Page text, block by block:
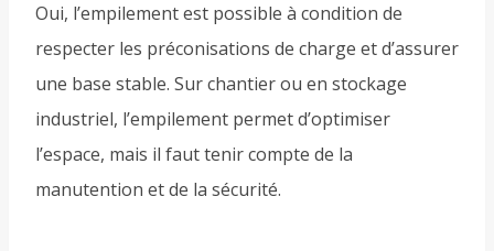
Oui, l’empilement est possible à condition de
respecter les préconisations de charge et d’assurer
une base stable. Sur chantier ou en stockage
industriel, l’empilement permet d’optimiser
l’espace, mais il faut tenir compte de la
manutention et de la sécurité.